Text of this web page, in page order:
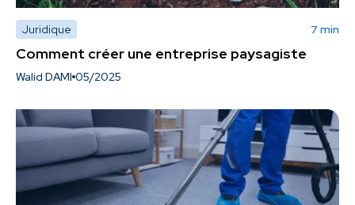
Juridique 7 min
Comment créer une entreprise paysagiste
Walid DAMI 05/2025